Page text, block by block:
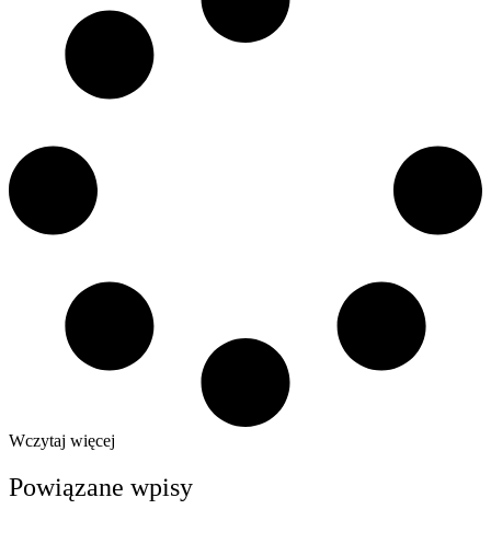
Wczytaj więcej
Powiązane wpisy